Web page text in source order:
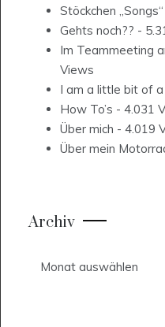
Stöckchen „Songs“
Gehts noch?? -
Im Teammeeting
Views
I am a little bit of
How To’s - 4.031
Über mich - 4.019
Über mein
Archiv